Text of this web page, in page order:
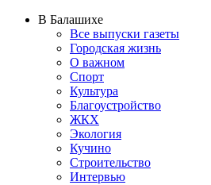
В Балашихе
Все выпуски газеты
Городская жизнь
О важном
Спорт
Культура
Благоустройство
ЖКХ
Экология
Кучино
Строительство
Интервью